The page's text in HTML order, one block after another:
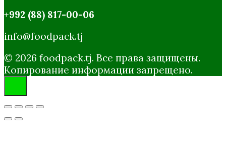
+992 (88) 817-00-06
info@foodpack.tj
© 2026 foodpack.tj. Все права защищены.
Копирование информации запрещено.